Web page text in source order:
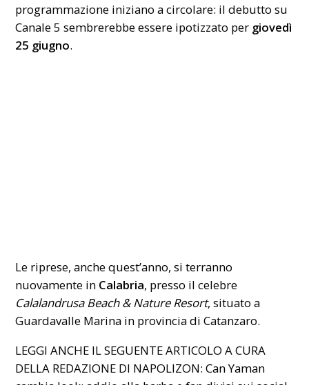
programmazione iniziano a circolare: il debutto su
Canale 5 sembrerebbe essere ipotizzato per giovedì
25 giugno.
Le riprese, anche quest’anno, si terranno
nuovamente in Calabria, presso il celebre
Calalandrusa Beach & Nature Resort, situato a
Guardavalle Marina in provincia di Catanzaro.
LEGGI ANCHE IL SEGUENTE ARTICOLO A CURA
DELLA REDAZIONE DI NAPOLIZON:Can Yaman